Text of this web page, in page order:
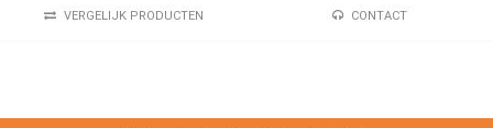
VERGELIJK PRODUCTEN CONTACT